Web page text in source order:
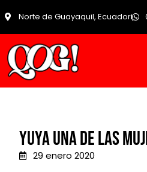
Norte de Guayaquil, Ecuador
YUYA UNA DE LAS
29 enero 2020